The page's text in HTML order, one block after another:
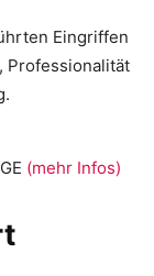
Eingriffen
Professionalität
(mehr Infos)